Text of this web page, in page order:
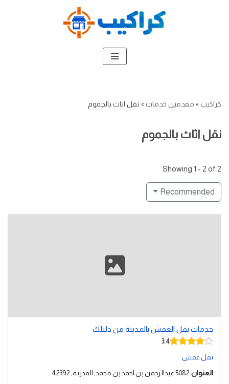
كراكيب» مقدمين خدمات» نقل اثاث بالجموم
نقل اثاث بالجموم
Showing 1 - 2 of 2
Recommended
خدمات نقل العفش بالمدينة من دليلك
3.4
نقل عفش
العنوان 5082 عبدالرحمن بن احمد بن محمد, المدينة, 42392